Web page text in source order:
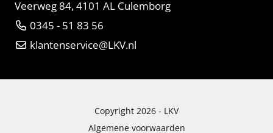
Veerweg 84, 4101 AL Culemborg
0345 - 51 83 56
klantenservice@LKV.nl
Copyright 2026 - LKV
Algemene voorwaarden